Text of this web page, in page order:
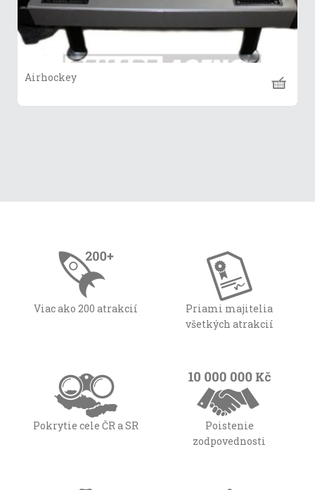
Airhockey
Viac ako 200 atrakcií
Priami majitelia
všetkých atrakcií
Pokrytie cele ČR a SR
Poistenie
zodpovednosti